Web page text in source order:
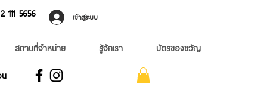
5656 เข้าสู่ระบบ
สถานที่จำหน่าย รู้จักเรา บัตรของขวัญ
น